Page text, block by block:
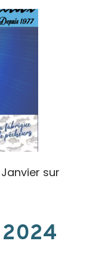
sur